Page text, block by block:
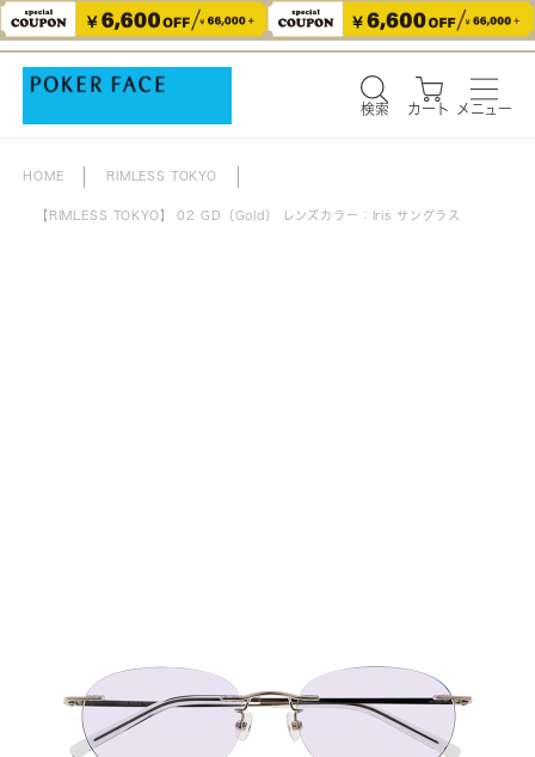
検索 カート メニュー
検索 カート メニュー
HOME RIMLESS TOKYO
【RIMLESS TOKYO】 02 GD（Gold） レンズカラー：Iris サングラス